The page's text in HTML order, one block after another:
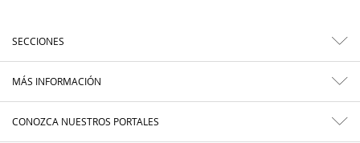
SECCIONES
MÁS INFORMACIÓN
CONOZCA NUESTROS PORTALES